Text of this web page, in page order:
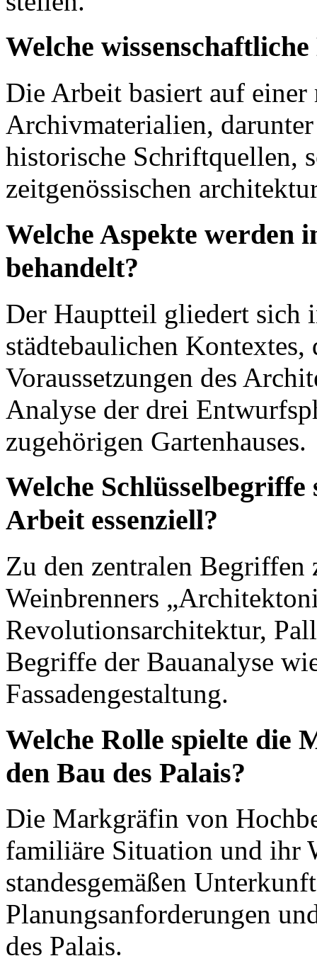
Welche
Die Arbeit basiert auf
Archivmaterialien,
historische Schriftquellen,
zeitgenössischen
Welche Aspekte werden
behandelt?
Der Hauptteil gliedert sich
städtebaulichen
Voraussetzungen des
Analyse der drei
zugehörigen Gartenhauses.
Welche
Arbeit essenziell?
Zu den zentralen Begriffen
Weinbrenners
Revolutionsarchitektur,
Begriffe der Bauanalyse
Fassadengestaltung.
Welche Rolle spielte die
den Bau des Palais?
Die Markgräfin von
familiäre Situation und ihr
standesgemäßen
Planungsanforderungen
des Palais.